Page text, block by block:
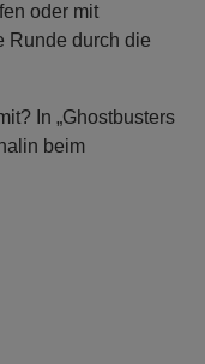
oder mit
Runde durch die
In „Ghostbusters
beim